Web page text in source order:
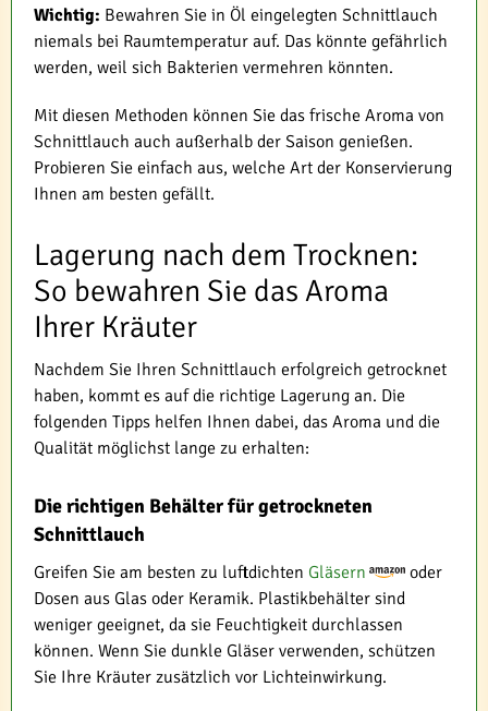
Wichtig: Bewahren Sie in Öl eingelegten Schnittlauch
niemals bei Raumtemperatur auf. Das könnte gefährlich
werden, weil sich Bakterien vermehren könnten.
Mit diesen Methoden können Sie das frische Aroma von
Schnittlauch auch außerhalb der Saison genießen.
Probieren Sie einfach aus, welche Art der Konservierung
Ihnen am besten gefällt.
Lagerung nach dem Trocknen:
So bewahren Sie das Aroma
Ihrer Kräuter
Nachdem Sie Ihren Schnittlauch erfolgreich getrocknet
haben, kommt es auf die richtige Lagerung an. Die
folgenden Tipps helfen Ihnen dabei, das Aroma und die
Qualität möglichst lange zu erhalten:
Die richtigen Behälter für getrockneten
Schnittlauch
Greifen Sie am besten zu luftdichten Gläsern
oder
Dosen aus Glas oder Keramik. Plastikbehälter sind
weniger geeignet, da sie Feuchtigkeit durchlassen
können. Wenn Sie dunkle Gläser verwenden, schützen
Sie Ihre Kräuter zusätzlich vor Lichteinwirkung.